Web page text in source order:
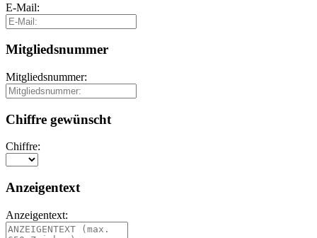
E-Mail:
Mitgliedsnummer
Mitgliedsnummer:
Chiffre gewünscht
Chiffre:
Anzeigentext
Anzeigentext: